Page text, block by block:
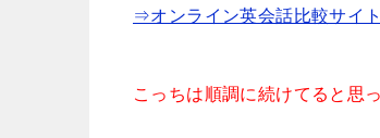
⇒オンライン英会話比較サイ
こっちは順調に続けてると思